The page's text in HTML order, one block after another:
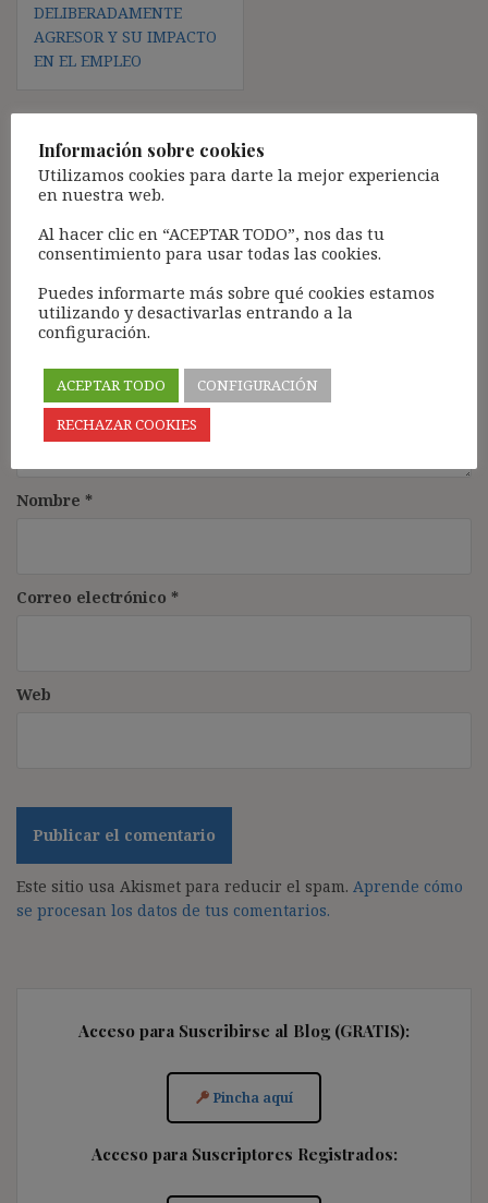
DELIBERADAMENTE
AGRESOR Y SU IMPACTO
EN EL EMPLEO
Deja una respuesta
Tu dirección de correo electrónico no será publicada.
campos obligatorios están marcados con
Comentario*
Nombre *
Correo electrónico *
Web
Este sitio usa Akismet para reducir el spam. Aprende cómo
se procesan los datos de tus comentarios.
Acceso para Suscribirse al Blog (GRATIS):
Pincha aquí
Acceso para Suscriptores Registrados:
Información sobre cookies
Utilizamos cookies para darte la mejor experiencia
en nuestra web.
Al hacer clic en “ACEPTAR TODO”, nos das tu
consentimiento para usar todas las cookies.
Puedes informarte más sobre qué cookies estamos
utilizando y desactivarlas entrando a la
configuración.
ACEPTAR TODO
CONFIGURACIÓN
RECHAZAR COOKIES